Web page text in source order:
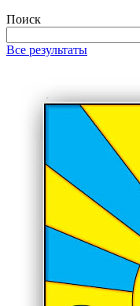
Поиск
Все результаты